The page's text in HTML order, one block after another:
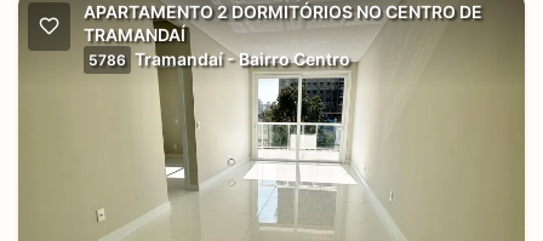
APARTAMENTO 2 DORMITÓRIOS NO CENTRO DE
TRAMANDAÍ
5786 Tramandaí - Bairro Centro